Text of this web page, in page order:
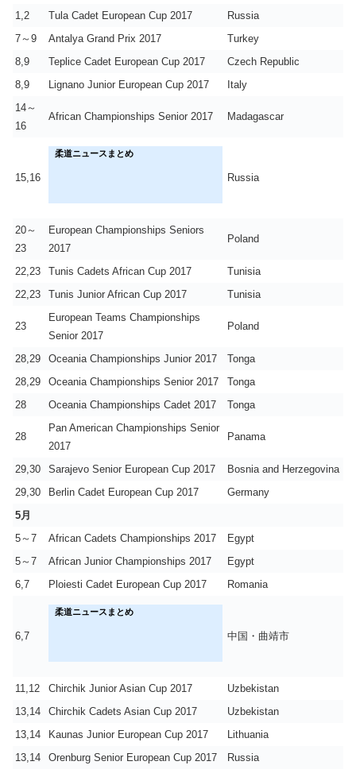
1,2 Tula Cadet European Cup 2017
Russia
7～9
Antalya Grand Prix 2017
Turkey
8,9
Teplice Cadet European Cup 2017
Czech Republic
8,9
Lignano Junior European Cup 2017
Italy
14～
16
African Championships Senior 2017 Madagascar
15,16
柔道ニュースまとめ
Russia
20～
23
European Championships Seniors
2017
Poland
22,23 Tunis Cadets African Cup 2017
Tunisia
22,23
Tunis Junior African Cup 2017 Tunisia
23
European Teams Championships
Senior 2017
Poland
28,29 Oceania Championships Junior 2017
Tonga
28,29
Oceania Championships Senior 2017
Tonga
28
Oceania Championships Cadet 2017 Tonga
28
Pan American Championships Senior
2017
Panama
29,30 Sarajevo Senior European Cup 2017
Bosnia and Herzegovina
29,30
Berlin Cadet European Cup 2017
Germany
5月
5～7
African Cadets Championships 2017
Egypt
5～7
African Junior Championships 2017
Egypt
6,7
Ploiesti Cadet European Cup 2017 Romania
6,7
柔道ニュースまとめ
中国・曲靖市
11,12 Chirchik Junior Asian Cup 2017
Uzbekistan
13,14
Chirchik Cadets Asian Cup 2017
Uzbekistan
13,14
Kaunas Junior European Cup 2017
Lithuania
13,14
Orenburg Senior European Cup 2017
Russia